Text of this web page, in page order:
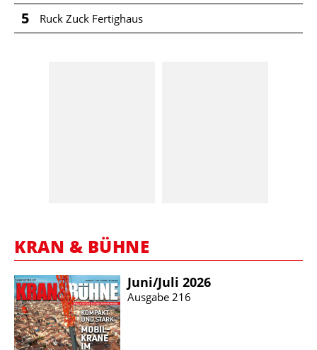
5 Ruck Zuck Fertighaus
KRAN & BÜHNE
Juni/​Juli 2026
Ausgabe 216